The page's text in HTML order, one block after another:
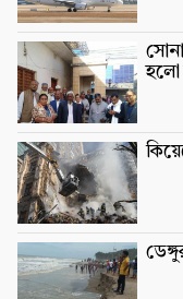
হলো